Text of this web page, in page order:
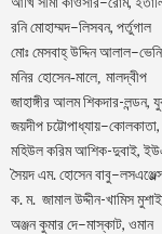
রনি মোহাম্মদ–লিসবন, পর্তুগাল
মোঃ মেসবাহ্ উদ্দিন আলাল–
মনির হোসেন-মালে, মালদ্বীপ
জাহাঙ্গীর আলম শিকদার-লন্ডন,
জয়দীপ চট্টোপাধ্যায়–কোলকাতা,
মহিউল করিম আশিক-দুবাই,
সৈয়দ এম. হোসেন বাবু–
ক. ম. জামাল উদ্দীন-খামিস
অঞ্জন কুমার দে–মাস্কাট, ওমান